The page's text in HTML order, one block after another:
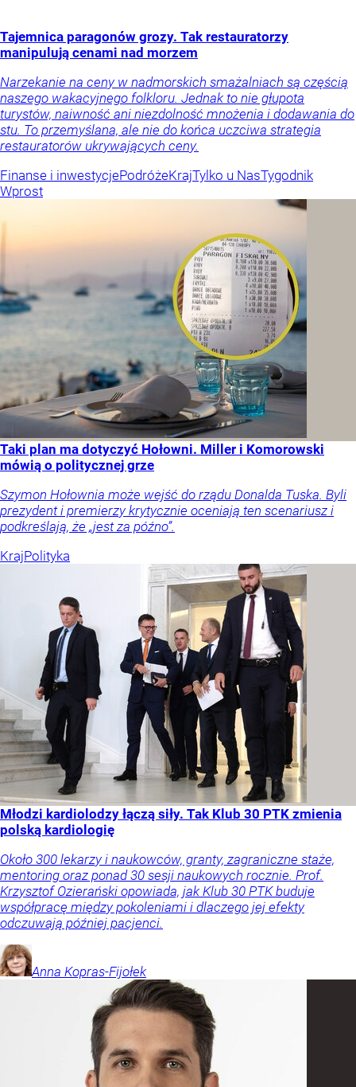
Tajemnica paragonów grozy. Tak restauratorzy
manipulują cenami nad morzem
Narzekanie na ceny w nadmorskich smażalniach są częścią
naszego wakacyjnego folkloru. Jednak to nie głupota
turystów, naiwność ani niezdolność mnożenia i dodawania do
stu. To przemyślana, ale nie do końca uczciwa strategia
restauratorów ukrywających ceny.
Finanse i inwestycjePodróżeKrajTylko u NasTygodnik
Wprost
Taki plan ma dotyczyć Hołowni. Miller i Komorowski
mówią o politycznej grze
Szymon Hołownia może wejść do rządu Donalda Tuska. Byli
prezydent i premierzy krytycznie oceniają ten scenariusz i
podkreślają, że „jest za późno”.
KrajPolityka
Młodzi kardiolodzy łączą siły. Tak Klub 30 PTK zmienia
polską kardiologię
Około 300 lekarzy i naukowców, granty, zagraniczne staże,
mentoring oraz ponad 30 sesji naukowych rocznie. Prof.
Krzysztof Ozierański opowiada, jak Klub 30 PTK buduje
współpracę między pokoleniami i dlaczego jej efekty
odczuwają później pacjenci.
Anna Kopras-Fijołek